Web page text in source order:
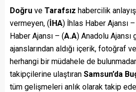
Doğru ve Tarafsız habercilik
vermeyen, (İHA) İhlas Haber Ajansı
Haber Ajansı – (A.A) Anadolu Ajansı
ajanslarından aldığı içerik, fotoğraf
herhangi bir müdahele de
takipçilerine ulaştıran Samsun’da
tüm gelişmeleri anlık olarak takip